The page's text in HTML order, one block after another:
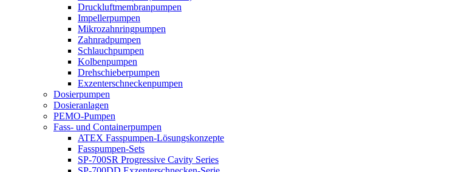
Druckluftmembranpumpen
Impellerpumpen
Mikrozahnringpumpen
Zahnradpumpen
Schlauchpumpen
Kolbenpumpen
Drehschieberpumpen
Exzenterschneckenpumpen
Dosierpumpen
Dosieranlagen
PEMO-Pumpen
Fass- und Containerpumpen
ATEX Fasspumpen-Lösungskonzepte
Fasspumpen-Sets
SP-700SR Progressive Cavity Series